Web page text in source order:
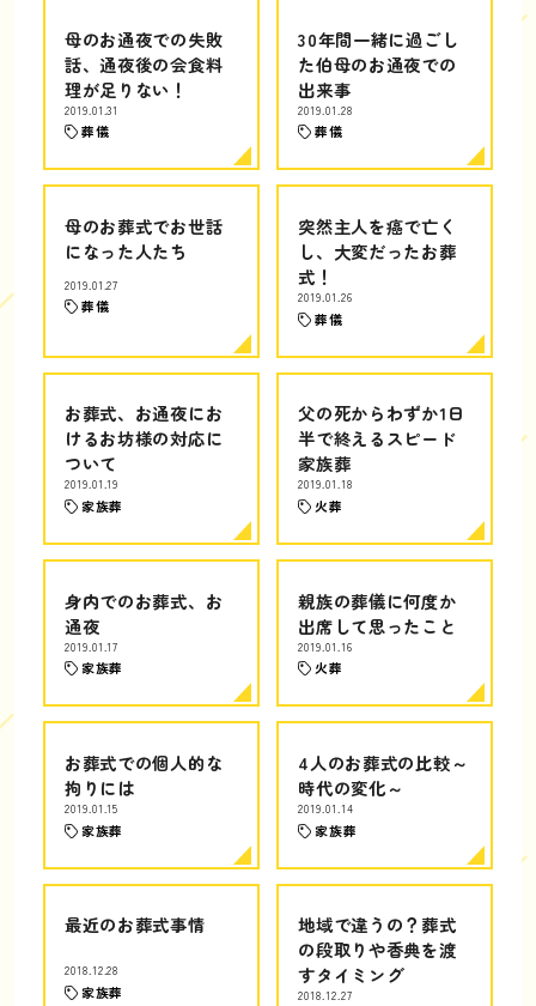
母のお通夜での失敗
話、通夜後の会食料
理が足りない！
2019.01.31
葬儀
30年間一緒に過ごし
た伯母のお通夜での
出来事
2019.01.28
葬儀
母のお葬式でお世話
になった人たち
2019.01.27
葬儀
突然主人を癌で亡く
し、大変だったお葬
式！
2019.01.26
葬儀
お葬式、お通夜にお
けるお坊様の対応に
ついて
2019.01.19
家族葬
父の死からわずか1日
半で終えるスピード
家族葬
2019.01.18
火葬
身内でのお葬式、お
通夜
2019.01.17
家族葬
親族の葬儀に何度か
出席して思ったこと
2019.01.16
火葬
お葬式での個人的な
拘りには
2019.01.15
家族葬
4人のお葬式の比較～
時代の変化～
2019.01.14
家族葬
最近のお葬式事情
2018.12.28
家族葬
地域で違うの？葬式
の段取りや香典を渡
すタイミング
2018.12.27